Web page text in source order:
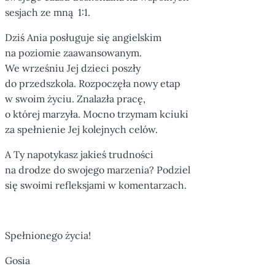
sesjach ze mną 1:1.
Dziś Ania posługuje się angielskim
na poziomie zaawansowanym.
We wrześniu Jej dzieci poszły
do przedszkola. Rozpoczęła nowy etap
w swoim życiu. Znalazła pracę,
o której marzyła. Mocno trzymam kciuki
za spełnienie Jej kolejnych celów.
A Ty napotykasz jakieś trudności
na drodze do swojego marzenia? Podziel
się swoimi refleksjami w komentarzach.
Spełnionego życia!
Gosia